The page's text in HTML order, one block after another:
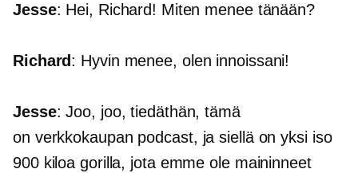
Jesse: Hei, Richard! Miten menee tänään?
Richard: Hyvin menee, olen innoissani!
Jesse: Joo, joo, tiedäthän, tämä
on verkkokaupan podcast, ja siellä on yksi iso
900 kiloa gorilla, jota emme ole maininneet